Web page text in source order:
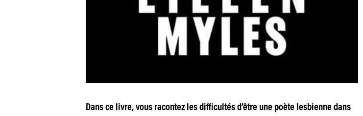
Dans ce livre, vous racontez les difficultés d’être une poète lesbienne dans